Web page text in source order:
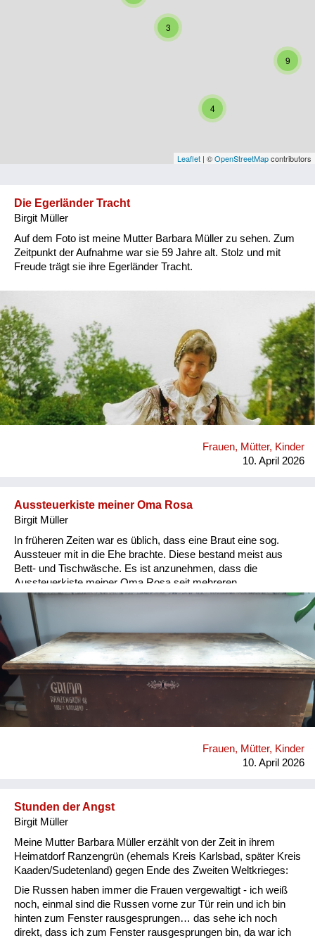
Niederösterreich
Oberösterreich
Vorarlberg
Besatzungsmächte
Heimkehrer
Fluchtgeschichten
Familiengeschichten
Schule und Ausbildung
Wiederaufbau und
Wohnen
4
3
9
Leaflet | ©OpenStreetMapcontributors
Die Egerländer Tracht
Birgit Müller
Auf dem Foto ist meine Mutter Barbara Müller zu sehen. Zum
Zeitpunkt der Aufnahme war sie 59 Jahre alt. Stolz und mit
Freude trägt sie ihre Egerländer Tracht.
Frauen, Mütter, Kinder
10. April 2026
Aussteuerkiste meiner Oma Rosa
Birgit Müller
In früheren Zeiten war es üblich, dass eine Braut eine sog.
Aussteuer mit in die Ehe brachte. Diese bestand meist aus
Bett- und Tischwäsche. Es ist anzunehmen, dass die
Aussteuerkiste meiner Oma Rosa seit mehreren
Generationen weitergereicht wurde. Die Beschriftung wurde
erst 1946 hinzugefügt, da meine Großeltern diese Kiste als
persönliches Gepäckstück bei der Vertreibung aus der Heimat
mitgeführt hatten. Heute befindet sich dieses einmalige
Erbstück im Besitz einer meiner Cousinen.
Frauen, Mütter, Kinder
10. April 2026
Stunden der Angst
Birgit Müller
Meine Mutter Barbara Müller erzählt von der Zeit in ihrem
Heimatdorf Ranzengrün (ehemals Kreis Karlsbad, später Kreis
Kaaden/Sudetenland) gegen Ende des Zweiten Weltkrieges:
Die Russen haben immer die Frauen vergewaltigt - ich weiß
noch, einmal sind die Russen vorne zur Tür rein und ich bin
hinten zum Fenster rausgesprungen… das sehe ich noch
direkt, dass ich zum Fenster rausgesprungen bin, da war ich